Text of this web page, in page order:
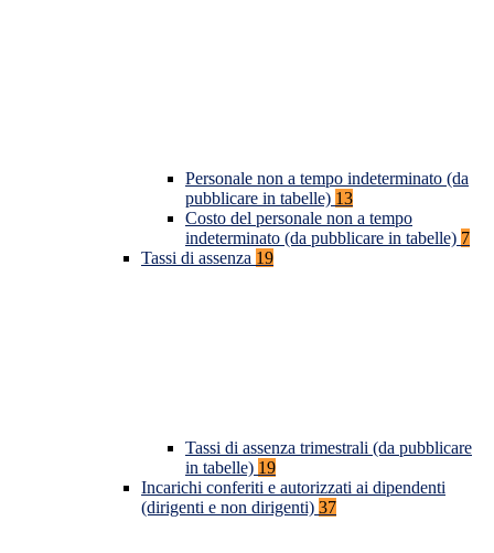
Personale non a tempo indeterminato (da
pubblicare in tabelle) 13
Costo del personale non a tempo
indeterminato (da pubblicare in tabelle) 7
Tassi di assenza 19
Tassi di assenza trimestrali (da pubblicare
in tabelle) 19
Incarichi conferiti e autorizzati ai dipendenti
(dirigenti e non dirigenti) 37